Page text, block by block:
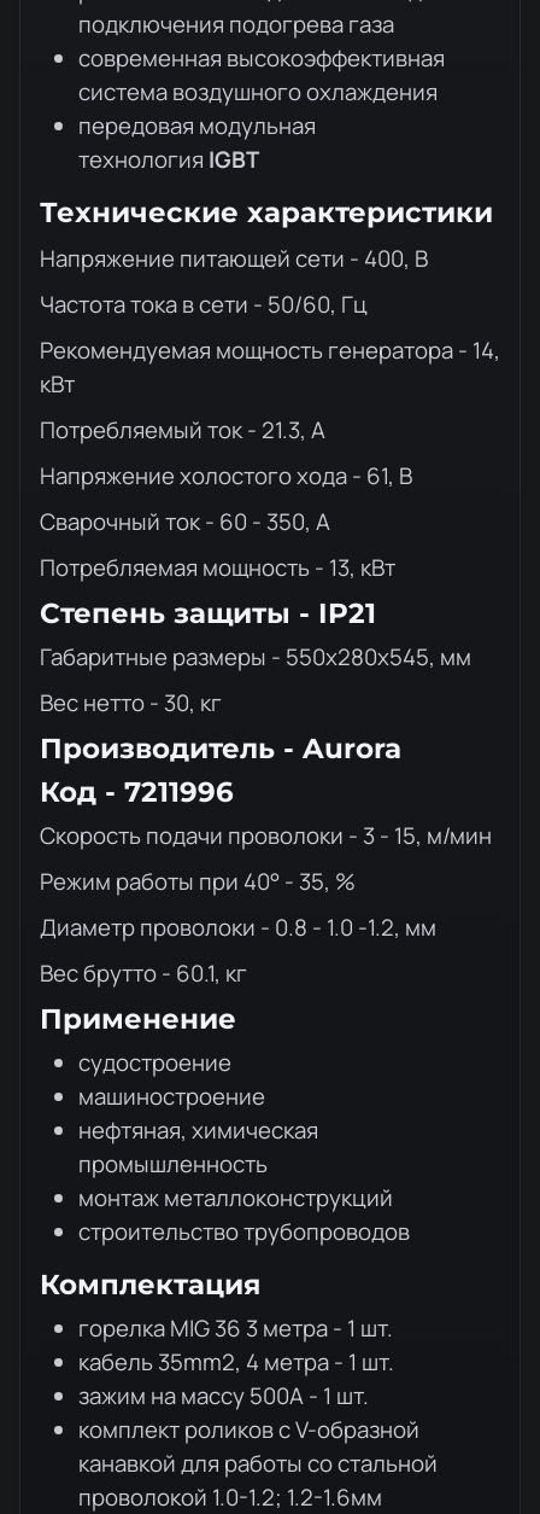
подключения подогрева газа
современная высокоэффективная
система воздушного охлаждения
передовая модульная
технология IGBT
Технические характеристики
Напряжение питающей сети - 400, В
Частота тока в сети - 50/60, Гц
Рекомендуемая мощность генератора - 14,
кВт
Потребляемый ток - 21.3, А
Напряжение холостого хода - 61, В
Сварочный ток - 60 - 350, А
Потребляемая мощность - 13, кВт
Степень защиты - IP21
Габаритные размеры - 550х280х545, мм
Вес нетто - 30, кг
Производитель - Aurora
Код - 7211996
Скорость подачи проволоки - 3 - 15, м/мин
Режим работы при 40° - 35, %
Диаметр проволоки - 0.8 - 1.0 -1.2, мм
Вес брутто - 60.1, кг
Применение
судостроение
машиностроение
нефтяная, химическая
промышленность
монтаж металлоконструкций
строительство трубопроводов
Комплектация
горелка MIG 36 3 метра - 1 шт.
кабель 35mm2, 4 метра - 1 шт.
зажим на массу 500А - 1 шт.
комплект роликов с V-образной
канавкой для работы со стальной
проволокой 1.0-1.2; 1.2-1.6мм